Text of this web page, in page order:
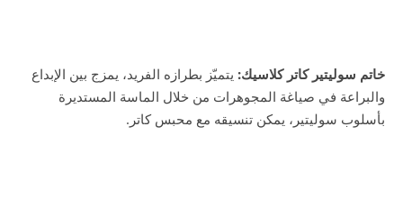
خاتم سوليتير كاتر كلاسيك: يتميّز بطرازه الفريد، يمزج بين الإبداع
والبراعة في صياغة المجوهرات من خلال الماسة المستديرة
بأسلوب سوليتير، يمكن تنسيقه مع محبس كاتر.